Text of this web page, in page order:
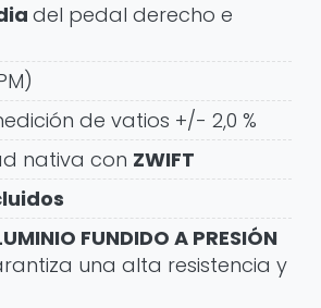
del pedal derecho e
de vatios +/- 2,0 %
nativa con ZWIFT
FUNDIDO A PRESIÓN
una alta resistencia y